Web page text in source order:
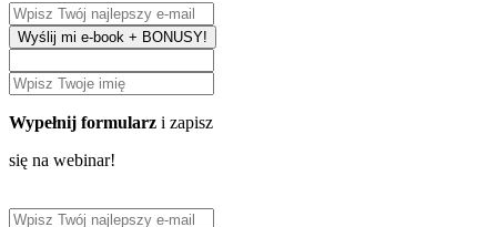
Wyślij mi e-book + BONUSY!
Wypełnij formularz i zapisz
się na webinar!